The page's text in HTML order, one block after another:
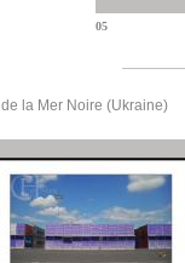
05
la Mer Noire (Ukraine)